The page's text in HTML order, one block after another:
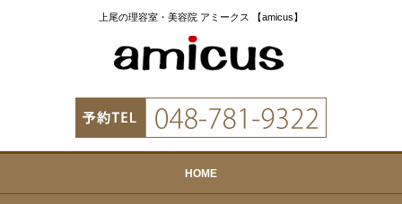
上尾の理容室・美容院 アミークス 【amicus】
HOME